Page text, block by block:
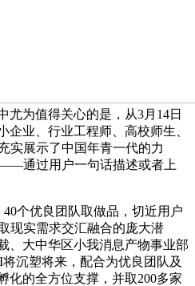
尤为值得关心的是，从3月14日
企业、行业工程师、高校师生、
实展示了中国年青一代的力
通过用户一句话描述或者上
个优良团队取做品，切近用户
现实需求交汇融合的庞大潜
、大中华区小我消息产物事业部
沉塑将来，配合为优良团队及
化的全方位支撑，并取200多家